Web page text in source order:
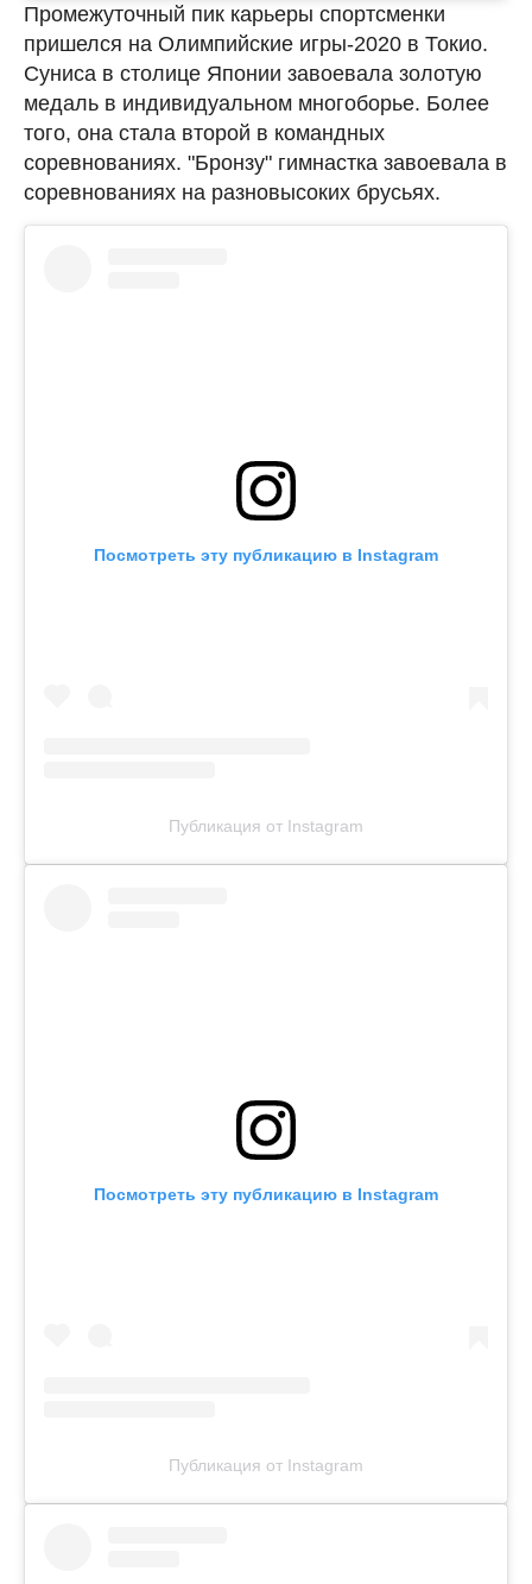
Промежуточный пик карьеры спортсменки
пришелся на Олимпийские игры-2020 в Токио.
Суниса в столице Японии завоевала золотую
медаль в индивидуальном многоборье. Более
того, она стала второй в командных
соревнованиях. "Бронзу" гимнастка завоевала в
соревнованиях на разновысоких брусьях.
Посмотреть эту публикацию в Instagram
Публикация от Instagram
Посмотреть эту публикацию в Instagram
Публикация от Instagram